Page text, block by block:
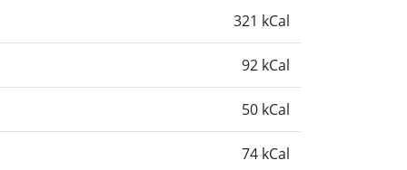
321 kCal
92 kCal
50 kCal
74 kCal